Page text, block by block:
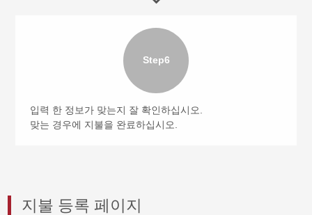
Step6
입력 한 정보가 맞는지 잘 확인하십시오.
맞는 경우에 지불을 완료하십시오.
지불 등록 페이지